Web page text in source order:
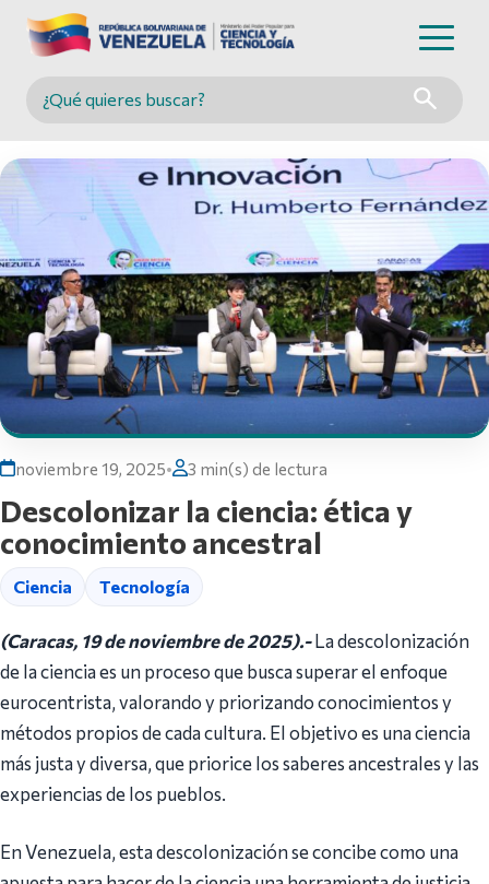
Buscar en MINCYT
noviembre 19, 2025• 3 min(s) de lectura
Descolonizar la ciencia: ética y
conocimiento ancestral
Ciencia Tecnología
(Caracas, 19 de noviembre de 2025).-La descolonización
de la ciencia es un proceso que busca superar el enfoque
eurocentrista, valorando y priorizando conocimientos y
métodos propios de cada cultura. El objetivo es una ciencia
más justa y diversa, que priorice los saberes ancestrales y las
experiencias de los pueblos.
En Venezuela, esta descolonización se concibe como una